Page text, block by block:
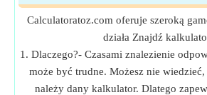
Calculatoratoz.com oferuje szeroką
działa Znajdź
1. Dlaczego?- Czasami znalezienie
może być trudne. Możesz nie
należy dany kalkulator. Dlatego